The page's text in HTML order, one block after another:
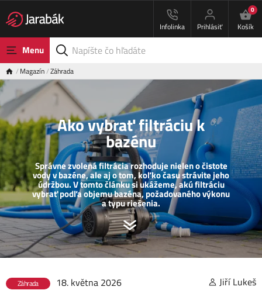
Infolinka Prihlásiť
0
Košík
Menu
Magazín Záhrada
Ako vybrať filtráciu k
bazénu
Správne zvolená filtrácia rozhoduje nielen o čistote
vody v bazéne, ale aj o tom, koľko času strávite jeho
údržbou. V tomto článku si ukážeme, akú filtráciu
vybrať podľa objemu bazéna, požadovaného výkonu
a typu riešenia.
Záhrada 18. května 2026 Jiří Lukeš